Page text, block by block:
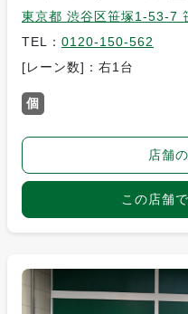
東京都 渋谷区笹塚1-53-7
TEL： 0120-150-562
[レーン数]：右1台
個
店舗
この店舗